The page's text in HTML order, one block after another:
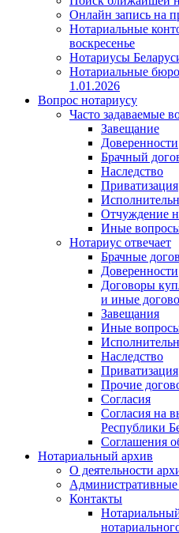
Онлайн запись на
Нотариальные
воскресенье
Нотариусы
Нотариальные
1.01.2026
Вопрос нотариусу
Часто задаваемые
Завещание
Доверенности
Брачный
Наследство
Приватизация
Отчуждение
Иные
Нотариус отвечает
Брачные
Доверенности
Договоры
и иные
Завещания
Иные
Наследство
Приватизация
Прочие
Согласия
Согласия на
Республики
Соглашения
Нотариальный архив
О деятельности
Контакты